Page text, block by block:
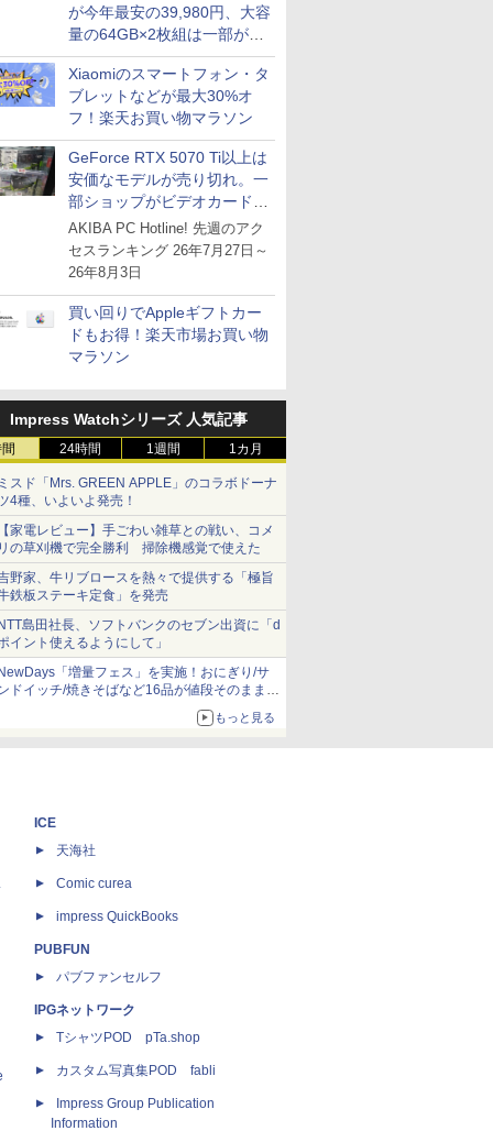
が今年最安の39,980円、大容
量の64GB×2枚組は一部が続
騰 [8月前半のメモリ価格]
Xiaomiのスマートフォン・タ
ブレットなどが最大30%オ
フ！楽天お買い物マラソン
GeForce RTX 5070 Ti以上は
安価なモデルが売り切れ。一
部ショップがビデオカードの
購入制限を実施したニュース
が注目を集める
AKIBA PC Hotline! 先週のアク
セスランキング 26年7月27日～
26年8月3日
買い回りでAppleギフトカー
ドもお得！楽天市場お買い物
マラソン
Impress Watchシリーズ 人気記事
24時間 1週間 1カ月
スド「Mrs. GREEN APPLE」のコラボドーナ
4種、いよいよ発売！
家電レビュー】手ごわい雑草との戦い、コメ
の草刈機で完全勝利 掃除機感覚で使えた
野家、牛リブロースを熱々で提供する「極旨
鉄板ステーキ定食」を発売
島田社長、ソフトバンクのセブン出資に「d
イント使えるようにして」
「増量フェス」を実施！おにぎり/サ
ドイッチ/焼きそばなど16品が値段そのままで
もっと見る
ICE
天海社
Comic curea
impress QuickBooks
PUBFUN
パブファンセルフ
IPGネットワーク
TシャツPOD pTa.shop
カスタム写真集POD fabli
Impress Group Publication
Information